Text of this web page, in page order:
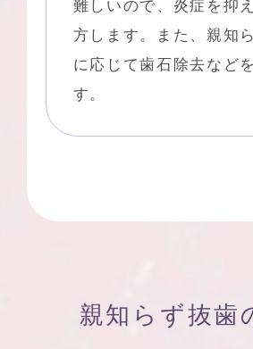
難しいので、炎症を抑
方します。また、親知
に応じて歯石除去など
す。
親知らず抜歯